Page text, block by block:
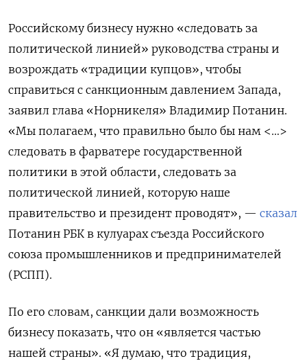
Российскому бизнесу нужно «следовать за
политической линией» руководства страны и
возрождать «традиции купцов», чтобы
справиться с санкционным давлением Запада,
заявил глава «Норникеля» Владимир Потанин.
«Мы полагаем, что правильно было бы нам <…>
следовать в фарватере государственной
политики в этой области, следовать за
политической линией, которую наше
правительство и президент проводят», — сказал
Потанин РБК в кулуарах съезда Российского
союза промышленников и предпринимателей
(РСПП).
По его словам, санкции дали возможность
бизнесу показать, что он «является частью
нашей страны». «Я думаю, что традиция,